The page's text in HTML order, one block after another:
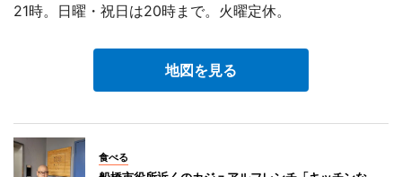
21時。日曜・祝日は20時まで。火曜定休。
地図を見る
食べる